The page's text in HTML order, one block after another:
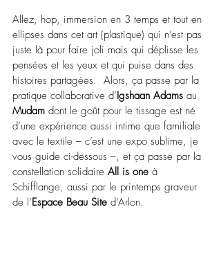
Allez, hop, immersion en 3 temps et tout en
ellipses dans cet art (plastique) qui n’est pas
juste là pour faire joli mais qui déplisse les
pensées et les yeux et qui puise dans des
histoires partagées.  Alors, ça passe par la
pratique collaborative d’Igshaan Adams au
Mudam dont le goût pour le tissage est né
d’une expérience aussi intime que familiale
avec le textile – c’est une expo sublime, je
vous guide ci-dessous –, et ça passe par la
constellation solidaire All is one à
Schifflange, aussi par le printemps graveur
de l’Espace Beau Site d’Arlon.